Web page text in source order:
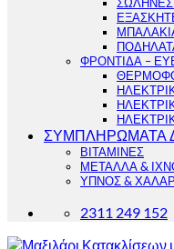
ΦΡΟΝΤΙΔΑ –
ΣΥΜΠΛΗΡΩΜΑΤΑ
ΒΙΤΑΜΙΝΕΣ
ΜΕΤΑΛΛΑ &
ΥΠΝΟΣ &
2311 249 152